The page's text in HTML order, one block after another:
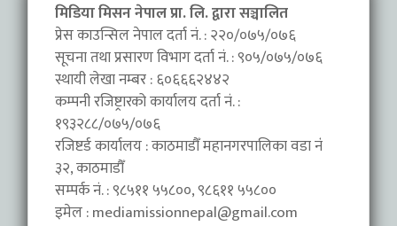
मिडिया मिसन नेपाल प्रा. लि. द्वारा सञ्चालित
प्रेस काउन्सिल नेपाल दर्ता नं. : २२०/०७५/०७६
सूचना तथा प्रसारण विभाग दर्ता नं. : ९०५/०७५/०७६
स्थायी लेखा नम्बर : ६०६६६२४४२
कम्पनी रजिष्ट्रारको कार्यालय दर्ता नं. :
१९३२८८/०७५/०७६
रजिष्टर्ड कार्यालय : काठमाडौँ महानगरपालिका वडा नंं
३२, काठमाडौँ
सम्पर्क नं. : ९८५११ ५५८००, ९८६११ ५५८००
इमेल :mediamissionnepal@gmail.com